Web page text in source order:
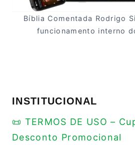
Bíblia Comentada Rodrigo
funcionamento interno
INSTITUCIONAL
📜 TERMOS DE USO –
Desconto Promocional